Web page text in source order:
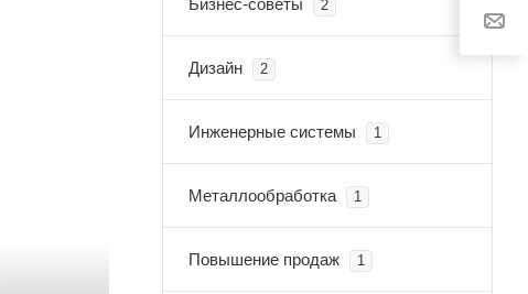
Бизнес-советы 2
Дизайн 2
Инженерные системы 1
Металлообработка 1
Повышение продаж 1